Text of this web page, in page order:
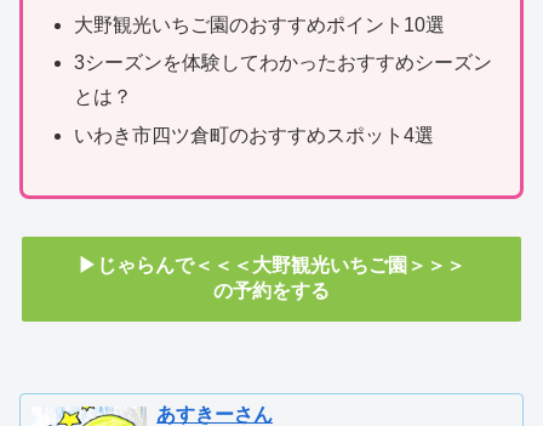
大野観光いちご園のおすすめポイント10選
3シーズンを体験してわかったおすすめシーズン
とは？
いわき市四ツ倉町のおすすめスポット4選
▶じゃらんで＜＜＜大野観光いちご園＞＞＞
の予約をする
あすきーさん